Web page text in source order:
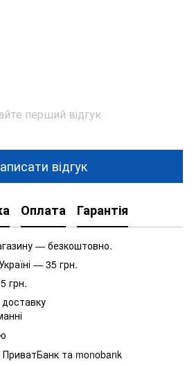
перший відгук
відгук
Оплата Гарантія
— безкоштовно.
— 35 грн.
грн.
доставку
та monobank